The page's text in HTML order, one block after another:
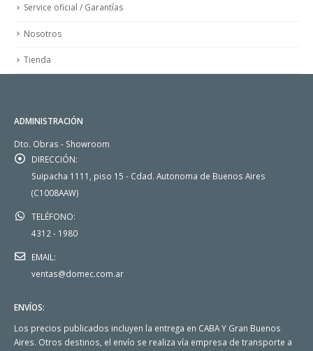
Service oficial / Garantías
Nosotros
Tienda
ADMINISTRACIÓN
Dto. Obras - Showroom
DIRECCIÓN:
Suipacha 1111, piso 15 - Cdad. Autonoma de Buenos Aires
(C1008AAW)
TELÉFONO:
4312 - 1980
EMAIL:
ventas@domec.com.ar
ENVÍOS:
Los precios publicados incluyen la entrega en CABA Y Gran Buenos
Aires. Otros destinos, el envío se realiza vía empresa de transporte a